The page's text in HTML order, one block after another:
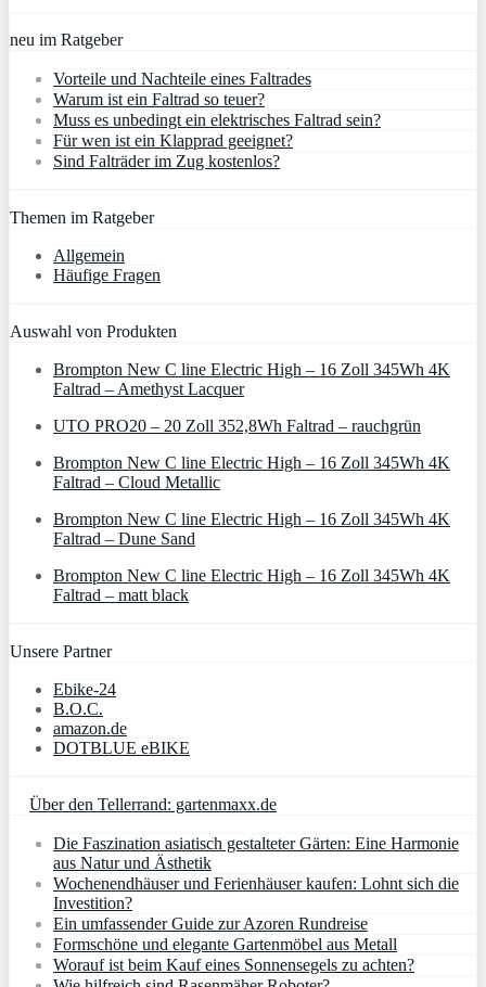
neu im Ratgeber
Vorteile und Nachteile eines Faltrades
Warum ist ein Faltrad so teuer?
Muss es unbedingt ein elektrisches Faltrad sein?
Für wen ist ein Klapprad geeignet?
Sind Falträder im Zug kostenlos?
Themen im Ratgeber
Allgemein
Häufige Fragen
Auswahl von Produkten
Brompton New C line Electric High – 16 Zoll 345Wh 4K
Faltrad – Amethyst Lacquer
UTO PRO20 – 20 Zoll 352,8Wh Faltrad – rauchgrün
Brompton New C line Electric High – 16 Zoll 345Wh 4K
Faltrad – Cloud Metallic
Brompton New C line Electric High – 16 Zoll 345Wh 4K
Faltrad – Dune Sand
Brompton New C line Electric High – 16 Zoll 345Wh 4K
Faltrad – matt black
Unsere Partner
Ebike-24
B.O.C.
amazon.de
DOTBLUE eBIKE
Über den Tellerrand: gartenmaxx.de
Die Faszination asiatisch gestalteter Gärten: Eine Harmonie
aus Natur und Ästhetik
Wochenendhäuser und Ferienhäuser kaufen: Lohnt sich die
Investition?
Ein umfassender Guide zur Azoren Rundreise
Formschöne und elegante Gartenmöbel aus Metall
Worauf ist beim Kauf eines Sonnensegels zu achten?